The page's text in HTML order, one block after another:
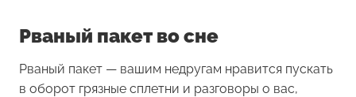
Рваный пакет во сне
Рваный пакет — вашим недругам нравится пускать
в оборот грязные сплетни и разговоры о вас,